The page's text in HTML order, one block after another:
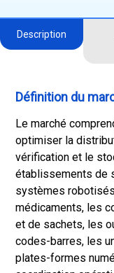
Description
Définition du
Le marché
optimiser la
vérification et le
établissements de
systèmes
médicaments, les
et de sachets, les
codes-barres, les
plates-formes